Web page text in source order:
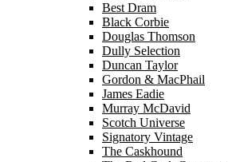
Best Dram
Black Corbie
Douglas Thomson
Dully Selection
Duncan Taylor
Gordon & MacPhail
James Eadie
Murray McDavid
Scotch Universe
Signatory Vintage
The Caskhound